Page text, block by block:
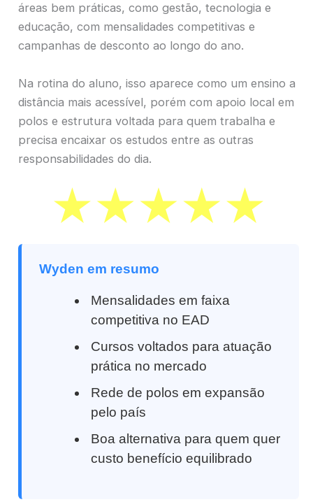
áreas bem práticas, como gestão, tecnologia e
educação, com mensalidades competitivas e
campanhas de desconto ao longo do ano.
Na rotina do aluno, isso aparece como um ensino a
distância mais acessível, porém com apoio local em
polos e estrutura voltada para quem trabalha e
precisa encaixar os estudos entre as outras
responsabilidades do dia.
Wyden em resumo
Mensalidades em faixa
competitiva no EAD
Cursos voltados para atuação
prática no mercado
Rede de polos em expansão
pelo país
Boa alternativa para quem quer
custo benefício equilibrado